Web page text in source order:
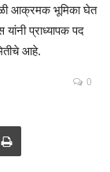
आक्रमक भूमिका घेत
प्राध्यापक पद
आहे.
0